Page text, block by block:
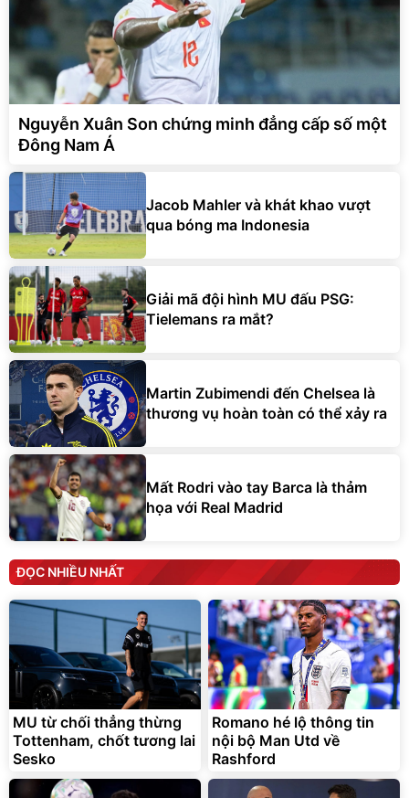
Nguyễn Xuân Son chứng minh đẳng cấp số một
Đông Nam Á
Jacob Mahler và khát khao vượt
qua bóng ma Indonesia
Giải mã đội hình MU đấu PSG:
Tielemans ra mắt?
Martin Zubimendi đến Chelsea là
thương vụ hoàn toàn có thể xảy ra
Mất Rodri vào tay Barca là thảm
họa với Real Madrid
ĐỌC NHIỀU NHẤT
MU từ chối thẳng thừng
Tottenham, chốt tương lai
Sesko
Romano hé lộ thông tin
nội bộ Man Utd về
Rashford